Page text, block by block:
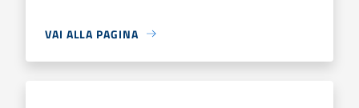
VAI ALLA PAGINA